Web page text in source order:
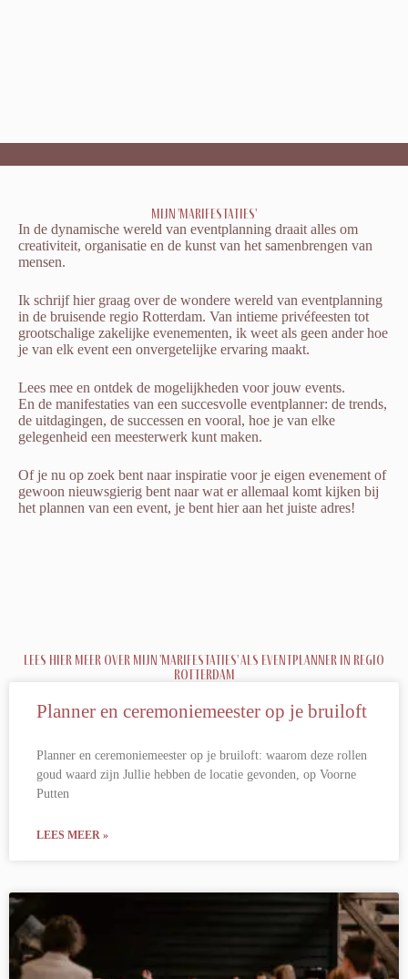
Mijn 'marifestaties'
In de dynamische wereld van eventplanning draait alles om
creativiteit, organisatie en de kunst van het samenbrengen van
mensen.
Ik schrijf hier graag over de wondere wereld van eventplanning
in de bruisende regio Rotterdam. Van intieme privéfeesten tot
grootschalige zakelijke evenementen, ik weet als geen ander hoe
je van elk event een onvergetelijke ervaring maakt.
Lees mee en ontdek de mogelijkheden voor jouw events.
En de manifestaties van een succesvolle eventplanner: de trends,
de uitdagingen, de successen en vooral, hoe je van elke
gelegenheid een meesterwerk kunt maken.
Of je nu op zoek bent naar inspiratie voor je eigen evenement of
gewoon nieuwsgierig bent naar wat er allemaal komt kijken bij
het plannen van een event, je bent hier aan het juiste adres!
Lees hier meer over mijn 'Marifestaties' als eventplanner in regio
Rotterdam
Planner en ceremoniemeester op je bruiloft
Planner en ceremoniemeester op je bruiloft: waarom deze rollen
goud waard zijn Jullie hebben de locatie gevonden, op Voorne
Putten
LEES MEER »